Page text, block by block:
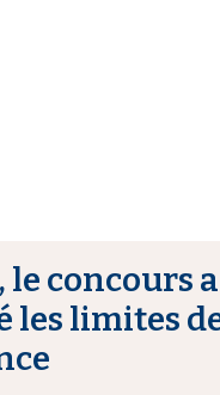
le concours a
les limites